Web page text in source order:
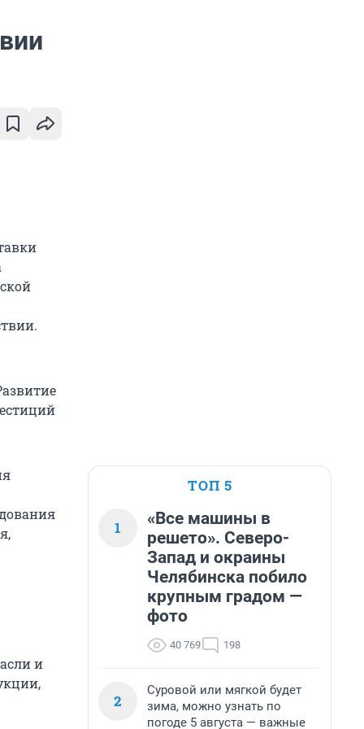
и
ТОП 5
1
«Все машины в
решето». Северо-
Запад и окраины
Челябинска побило
крупным градом —
фото
40 769 198
2
Суровой или мягкой будет
зима, можно узнать по
погоде 5 августа — важные